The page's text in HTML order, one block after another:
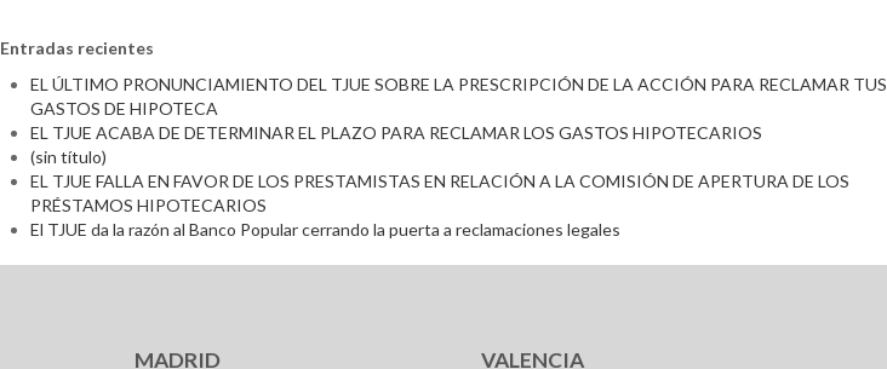
Entradas recientes
EL ÚLTIMO PRONUNCIAMIENTO DEL TJUE SOBRE LA PRESCRIPCIÓN DE LA ACCIÓN PARA RECLAMAR TUS
GASTOS DE HIPOTECA
EL TJUE ACABA DE DETERMINAR EL PLAZO PARA RECLAMAR LOS GASTOS HIPOTECARIOS
(sin título)
EL TJUE FALLA EN FAVOR DE LOS PRESTAMISTAS EN RELACIÓN A LA COMISIÓN DE APERTURA DE LOS
PRÉSTAMOS HIPOTECARIOS
El TJUE da la razón al Banco Popular cerrando la puerta a reclamaciones legales
MADRID VALENCIA